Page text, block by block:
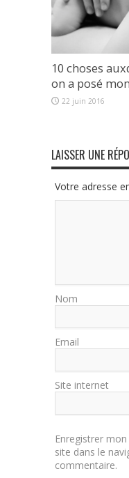
10 choses
on a posé
22 juin 2016
LAISSER UNE
Votre adresse
Nom
Email
Site internet
Enregistrer
site dans le
commentaire.